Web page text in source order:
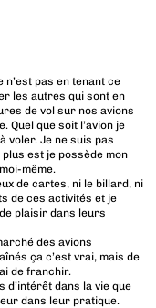
n’est pas en tenant ce
les autres qui sont en
de vol sur nos avions
Quel que soit l’avion je
voler. Je ne suis pas
est je possède mon
même.
de cartes, ni le billard, ni
de ces activités et je
plaisir dans leurs
des avions
ça c’est vrai, mais de
de franchir.
d’intérêt dans la vie que
dans leur pratique.